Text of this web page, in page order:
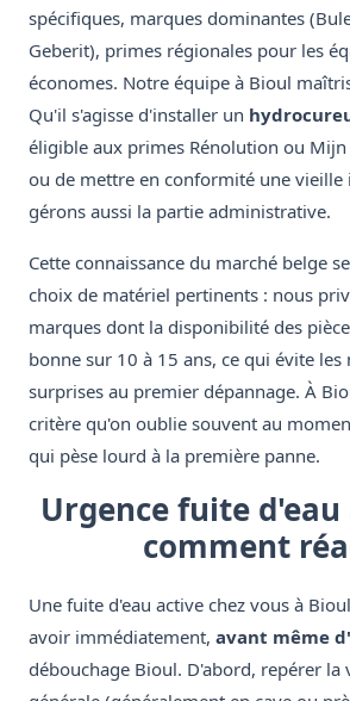
spécifiques, marques dominantes
Geberit), primes régionales pour les
économes. Notre équipe à Bioul
Qu'il s'agisse d'installer un
éligible aux primes Rénolution ou
ou de mettre en conformité une vieille
gérons aussi la partie administrative.
Cette connaissance du marché belge
choix de matériel pertinents : nous
marques dont la disponibilité des
bonne sur 10 à 15 ans, ce qui évite les
surprises au premier dépannage. À
critère qu'on oublie souvent au
qui pèse lourd à la première panne.
Urgence fuite
comment
Une fuite d'eau active chez vous à
avoir immédiatement, avant même
débouchage Bioul. D'abord, repérer la